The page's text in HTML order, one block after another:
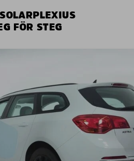
FÖR STEG